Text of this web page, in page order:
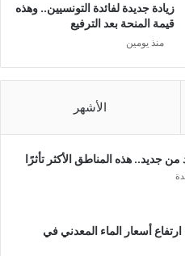
زيادة جديدة لفائدة التونسيين.. وهذه
قيمة المنحة بعد الترفيع
منذ يومين
الأشهر
جديد.. هذه المناطق الأكثر تأثرًا
أسعار الماء المعدني في